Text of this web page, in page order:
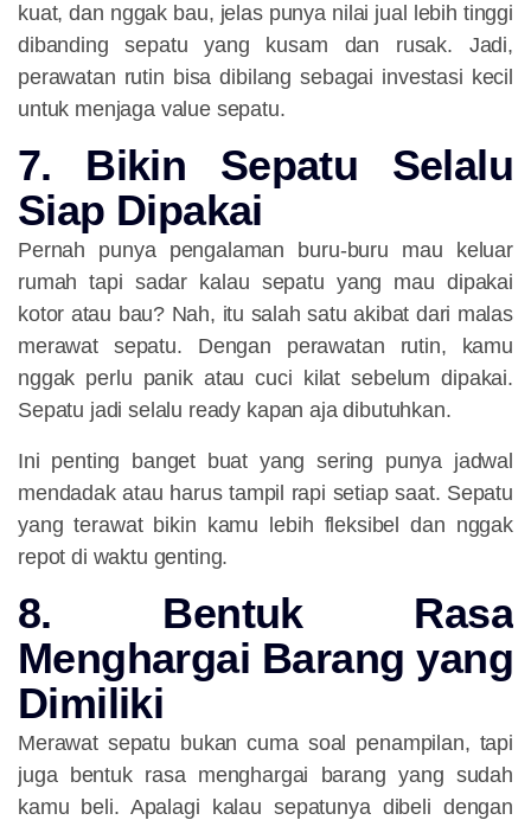
kuat, dan nggak bau, jelas punya nilai jual lebih tinggi
dibanding sepatu yang kusam dan rusak. Jadi,
perawatan rutin bisa dibilang sebagai investasi kecil
untuk menjaga value sepatu.
7. Bikin Sepatu Selalu
Siap Dipakai
Pernah punya pengalaman buru-buru mau keluar
rumah tapi sadar kalau sepatu yang mau dipakai
kotor atau bau? Nah, itu salah satu akibat dari malas
merawat sepatu. Dengan perawatan rutin, kamu
nggak perlu panik atau cuci kilat sebelum dipakai.
Sepatu jadi selalu ready kapan aja dibutuhkan.
Ini penting banget buat yang sering punya jadwal
mendadak atau harus tampil rapi setiap saat. Sepatu
yang terawat bikin kamu lebih fleksibel dan nggak
repot di waktu genting.
8. Bentuk Rasa
Menghargai Barang yang
Dimiliki
Merawat sepatu bukan cuma soal penampilan, tapi
juga bentuk rasa menghargai barang yang sudah
kamu beli. Apalagi kalau sepatunya dibeli dengan